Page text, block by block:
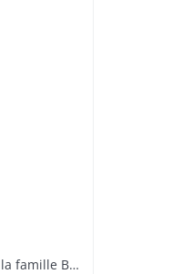
Bergheim : ancienne maison de campagne de la famille Bourste, actuellement hospice municipal